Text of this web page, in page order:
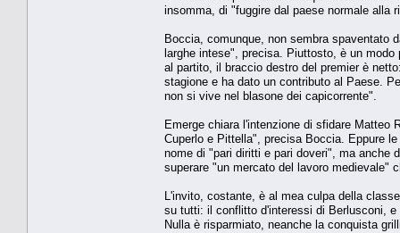
insomma, di "fuggire dal paese normale alla
Boccia, comunque, non sembra spaventato
larghe intese", precisa. Piuttosto, è un
al partito, il braccio destro del premier è
stagione e ha dato un contributo al Paese.
non si vive nel blasone dei capicorrente".
Emerge chiara l'intenzione di sfidare Matteo
Cuperlo e Pittella", precisa Boccia. Eppure
nome di "pari diritti e pari doveri", ma anche
superare "un mercato del lavoro medievale"
L'invito, costante, è al mea culpa della
su tutti: il conflitto d'interessi di Berlusconi,
Nulla è risparmiato, neanche la conquista